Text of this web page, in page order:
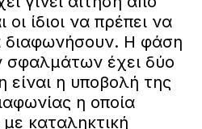
οι ίδιοι να πρέπει να
Η φάση
σφαλμάτων έχει δύο
η υποβολή της
η οποία
καταληκτική